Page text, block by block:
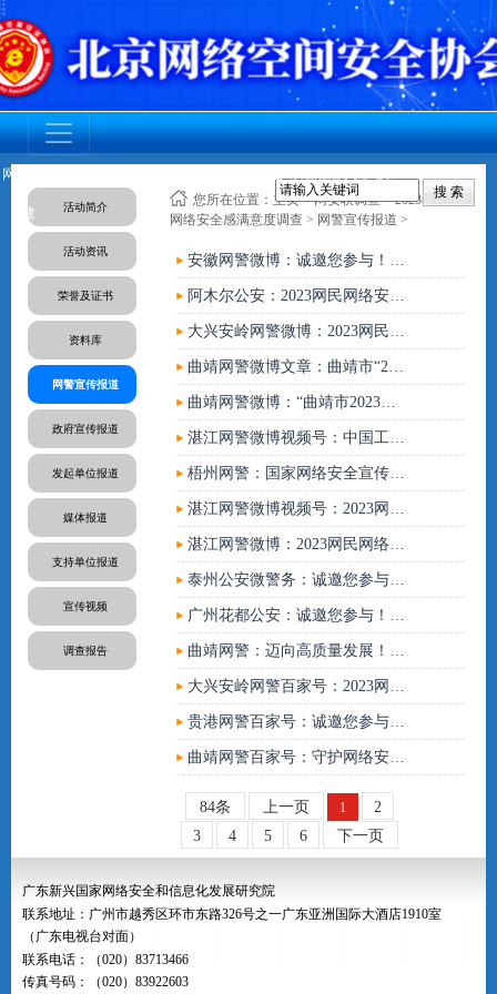
网安联党
建 活动简介
活动资讯
荣誉及证书
资料库
网警宣传报道
政府宣传报道
发起单位报道
媒体报道
支持单位报道
宣传视频
调查报告
您所在位置： 主页>网安联调查>2023年网民
网络安全感满意度调查 > 网警宣传报道 >
安徽网警微博：诚邀您参与！2023网民网络安全感满意度调查问卷正式上线！（答题有奖）
阿木尔公安：2023网民网络安全感满意度调查活动样本采集工作启动
大兴安岭网警微博：2023网民网络安全感满意度调查活动样本采集工作启动
曲靖网警微博文章：曲靖市“2023全国网民网络安全感满意度调查活动”圆满收官
曲靖网警微博：“曲靖市2023全国网民网络安全感满意度调查活动”圆满收官
湛江网警微博视频号：中国工程院院士沈昌祥呼吁视频
梧州网警：国家网络安全宣传周│2023网民网络安全感满意度调查活动，期待您的参与！
湛江网警微博视频号：2023网民网络安全感满意度调查活动开始了，湛江网警期待您的参与
湛江网警微博：2023网民网络安全感满意度调查活动开始了，湛江网警期待您的参与。
泰州公安微警务：诚邀您参与！2023网民网络安全感满意度调查问卷正式上线！（答题有奖）
广州花都公安：诚邀您参与！2023网民网络安全感满意度调查问卷正式上线！
曲靖网警：迈向高质量发展！“2023网民网络安全感满意度调查活动”网民意见综合采集工作胜利收官
大兴安岭网警百家号：2023网民网络安全感满意度调查活动样本采集工作启动
贵港网警百家号：诚邀您参与2023年网民网络安全感满意度调查
曲靖网警百家号：守护网络安全，与您同行｜曲靖市“2023全国网民网络安全感满意度调查活动”网民意见综合采集工作圆满收官
84条 上一页 1
2
3
4 5 6 下一页
广东新兴国家网络安全和信息化发展研究院
联系地址：广州市越秀区环市东路326号之一广东亚洲国际大酒店1910室
（广东电视台对面）
联系电话：（020）83713466
传真号码：（020）83922603